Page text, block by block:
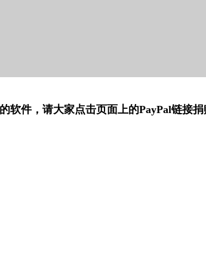
软件，请大家点击页面上的PayPal链接